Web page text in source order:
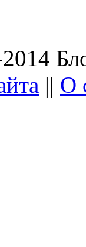
|| О